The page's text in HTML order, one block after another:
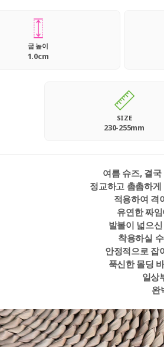
굽 높이
1.0cm
SIZE
230-255mm
여름 슈즈, 결
정교하고 촘촘하
적용하여 격
유연한 짜
발볼이 넓으
착용하실
안정적으로 잡
푹신한 몰딩
일상
완